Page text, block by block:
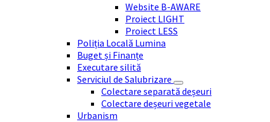
Website B-AWARE
Proiect LIGHT
Proiect LESS
Poliția Locală Lumina
Buget și Finanțe
Executare silită
Serviciul de Salubrizare
Colectare separată deșeuri
Colectare deșeuri vegetale
Urbanism